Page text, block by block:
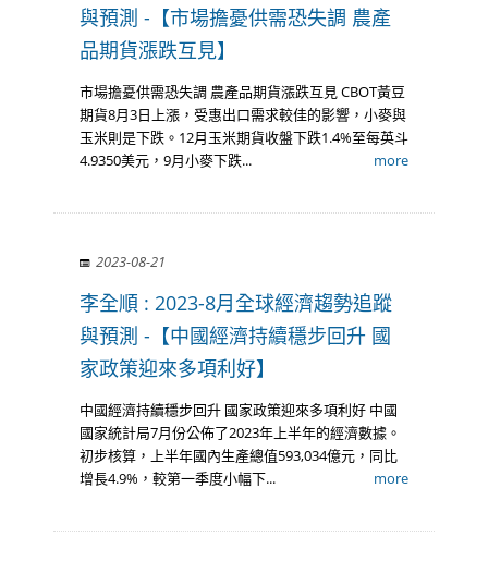
與預測 -【市場擔憂供需恐失調 農產
品期貨漲跌互見】
市場擔憂供需恐失調 農產品期貨漲跌互見 CBOT黃豆
期貨8月3日上漲，受惠出口需求較佳的影響，小麥與
玉米則是下跌。12月玉米期貨收盤下跌1.4%至每英斗
4.9350美元，9月小麥下跌...
more
2023-08-21
李全順 : 2023-8月全球經濟趨勢追蹤
與預測 -【中國經濟持續穩步回升 國
家政策迎來多項利好】
中國經濟持續穩步回升 國家政策迎來多項利好 中國
國家統計局7月份公佈了2023年上半年的經濟數據。
初步核算，上半年國內生產總值593,034億元，同比
增長4.9%，較第一季度小幅下...
more